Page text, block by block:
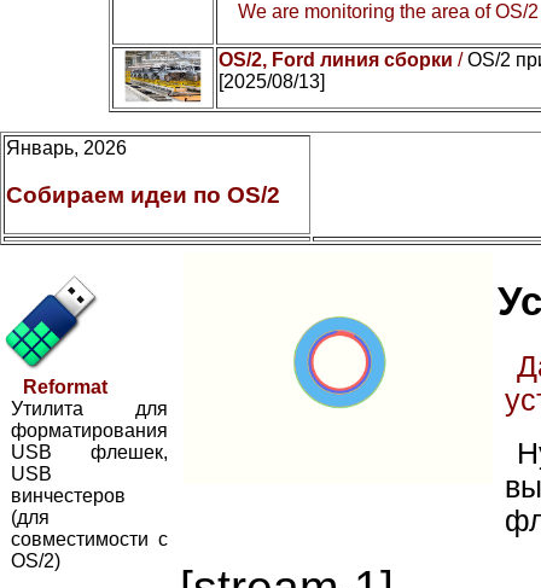
We are monitoring the area of OS/
OS/2, Ford линия сборки /OS/2
[2025/08/13]
Январь, 2026
Собираем идеи по OS/2
Reformat
Утилита для
форматирования
USB флешек,
USB
винчестеров
(для
совместимости с
OS/2)